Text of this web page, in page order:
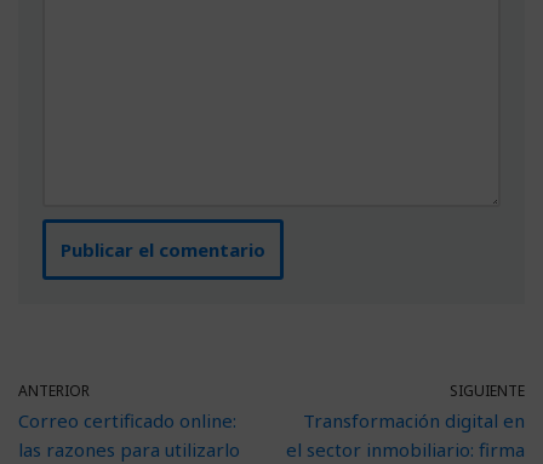
ANTERIOR
Correo certificado online:
las razones para utilizarlo
SIGUIENTE
Transformación digital en
el sector inmobiliario: firma